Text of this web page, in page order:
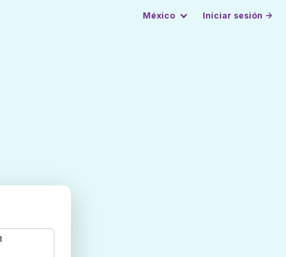
México Iniciar sesión →